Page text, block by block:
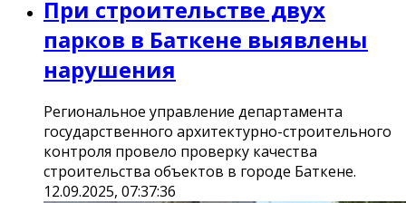
При строительстве двух
парков в Баткене выявлены
нарушения
Региональное управление департамента
государственного архитектурно-строительного
контроля провело проверку качества
строительства объектов в городе Баткене.
12.09.2025, 07:37:36